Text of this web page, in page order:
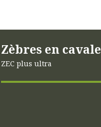
Zèbres en cavale
ZEC plus ultra